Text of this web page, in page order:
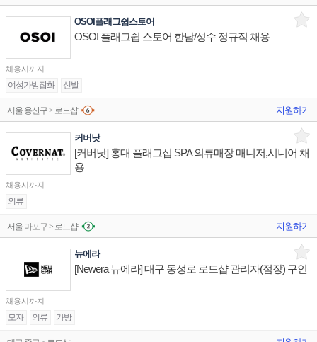
OSOI플래그쉽스토어
OSOI 플래그쉽 스토어 한남/성수 정규직 채용
채용시까지
여성가방잡화 신발
서울 용산구 > 로드샵 지원하기
커버낫
[커버낫] 홍대 플래그십 SPA 의류매장 매니저,시니어 채
용
채용시까지
의류
서울 마포구 > 로드샵 지원하기
뉴에라
[Newera 뉴에라] 대구 동성로 로드샵 관리자(점장) 구인
채용시까지
모자 의류 가방